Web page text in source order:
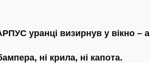
уранці визирнув у вікно – а
ні крила, ні капота.